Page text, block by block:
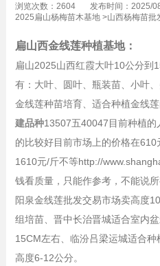
浏览次数：2604
发布时间：2025/
2025扁山杨梅苗木基地>山西杨梅苗批
扁山西金线莲种植基地：
扁山2025山西红霞大叶10公分到
有：大叶、圆叶、瓶装苗、小叶
金线莲种苗培育、适合种植金线
建品种13507五40047目前种植的
的比较好目前市场上的价格在610
1610元/斤不等http://
钱看质量，只能作参考，不能说
阳泉金线莲批发交易市场卖高度
组培苗、晋中长治晋城适合室内
15CM左右、临汾吕梁运城适合种
高度6-12公分。